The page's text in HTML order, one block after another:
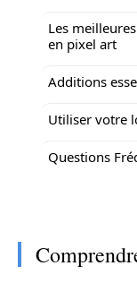
Les
en pixel art
Additions
Utiliser votre
Questions